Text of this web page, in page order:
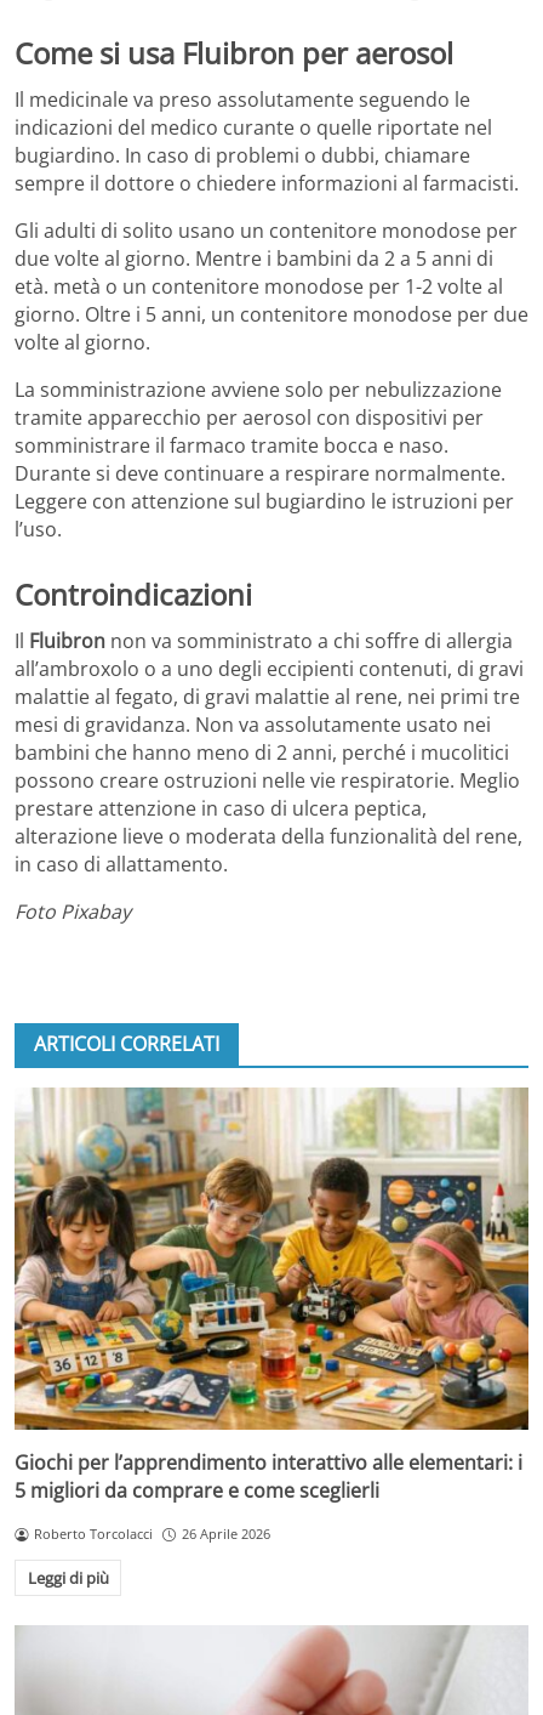
Come si usa Fluibron per aerosol
Il medicinale va preso assolutamente seguendo le
indicazioni del medico curante o quelle riportate nel
bugiardino. In caso di problemi o dubbi, chiamare
sempre il dottore o chiedere informazioni al farmacisti.
Gli adulti di solito usano un contenitore monodose per
due volte al giorno. Mentre i bambini da 2 a 5 anni di
età. metà o un contenitore monodose per 1-2 volte al
giorno. Oltre i 5 anni, un contenitore monodose per due
volte al giorno.
La somministrazione avviene solo per nebulizzazione
tramite apparecchio per aerosol con dispositivi per
somministrare il farmaco tramite bocca e naso.
Durante si deve continuare a respirare normalmente.
Leggere con attenzione sul bugiardino le istruzioni per
l’uso.
Controindicazioni
Il Fluibron non va somministrato a chi soffre di allergia
all’ambroxolo o a uno degli eccipienti contenuti, di gravi
malattie al fegato, di gravi malattie al rene, nei primi tre
mesi di gravidanza. Non va assolutamente usato nei
bambini che hanno meno di 2 anni, perché i mucolitici
possono creare ostruzioni nelle vie respiratorie. Meglio
prestare attenzione in caso di ulcera peptica,
alterazione lieve o moderata della funzionalità del rene,
in caso di allattamento.
Foto Pixabay
ARTICOLI CORRELATI
Giochi per l’apprendimento interattivo alle elementari: i
5 migliori da comprare e come sceglierli
Roberto Torcolacci 26 Aprile 2026
Leggi di più